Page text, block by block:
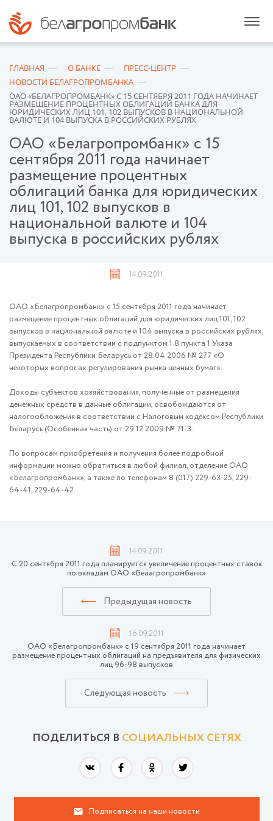
ГЛАВНАЯ О БАНКЕ
ПРЕСС-ЦЕНТР
НОВОСТИ БЕЛАГРОПРОМБАНКА
ОАО «БЕЛАГРОПРОМБАНК» С 15 СЕНТЯБРЯ 2011 ГОДА НАЧИНАЕТ
РАЗМЕЩЕНИЕ ПРОЦЕНТНЫХ ОБЛИГАЦИЙ БАНКА ДЛЯ
ЮРИДИЧЕСКИХ ЛИЦ 101, 102 ВЫПУСКОВ В НАЦИОНАЛЬНОЙ
ВАЛЮТЕ И 104 ВЫПУСКА В РОССИЙСКИХ РУБЛЯХ
ОАО «Белагропромбанк» с 15
сентября 2011 года начинает
размещение процентных
облигаций банка для юридических
лиц 101, 102 выпусков в
национальной валюте и 104
выпуска в российских рублях
14.09.2011
ОАО «Белагропромбанк» с 15 сентября 2011 года начинает
размещение процентных облигаций для юридических лиц 101, 102
выпусков в национальной валюте и 104 выпуска в российских рублях,
выпускаемых в соответствии с подпунктом 1.8 пункта 1 Указа
Президента Республики Беларусь от 28.04.2006 № 277 «О
некоторых вопросах регулирования рынка ценных бумаг».
Доходы субъектов хозяйствования, полученные от размещения
денежных средств в данные облигации, освобождаются от
налогообложения в соответствии с Налоговым кодексом Республики
Беларусь (Особенная часть) от 29.12.2009 № 71-З.
По вопросам приобретения и получения более подробной
информации можно обратиться в любой филиал, отделение ОАО
«Белагропромбанк», а также по телефонам 8 (017) 229-63-25, 229-
64-41, 229-64-42.
14.09.2011
С 20 сентября 2011 года планируется увеличение процентных ставок
по вкладам ОАО «Белагропромбанк»
Предыдущая новость
ПОДЕЛИТЬСЯ ВСОЦИАЛЬНЫХ СЕТЯХ
Подписаться на наши новости
16.09.2011
ОАО «Белагропромбанк» с 19 сентября 2011 года начинает
размещение процентных облигаций на предъявителя для физических
лиц 96-98 выпусков
Следующая новость